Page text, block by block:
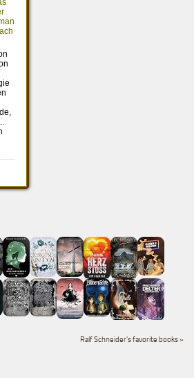
Ralf Schneider's favorite books »